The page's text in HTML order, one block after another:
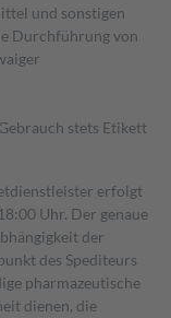
und sonstigen
Durchführung von
stets Etikett
erfolgt
Uhr. Der genaue
der
des Spediteurs
pharmazeutische
dienen, die